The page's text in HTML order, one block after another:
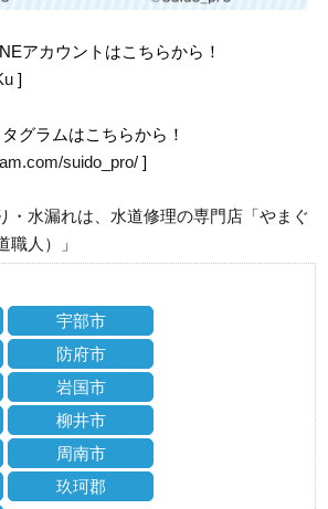
アカウントはこちらから！
]
グラムはこちらから！
suido_pro/ ]
・水漏れは、水道修理の専門店「やまぐ
職人）」
宇部市
防府市
岩国市
柳井市
周南市
玖珂郡